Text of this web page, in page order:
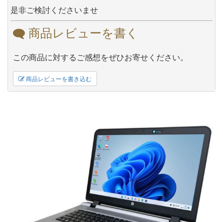
是非ご検討くださいませ
商品レビューを書く
この商品に対するご感想をぜひお寄せください。
商品レビューを書き込む